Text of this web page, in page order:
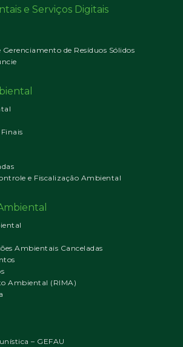
e Serviços Digitais
Gerenciamento de Resíduos Sólidos
e Fiscalização Ambiental
Ambientais Canceladas
Ambiental (RIMA)
– GEFAU